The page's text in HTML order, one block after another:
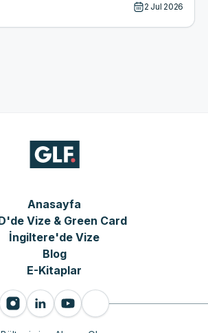
2 Jul 2026
Anasayfa
Vize & Green Card
İngiltere'de Vize
Blog
E-Kitaplar